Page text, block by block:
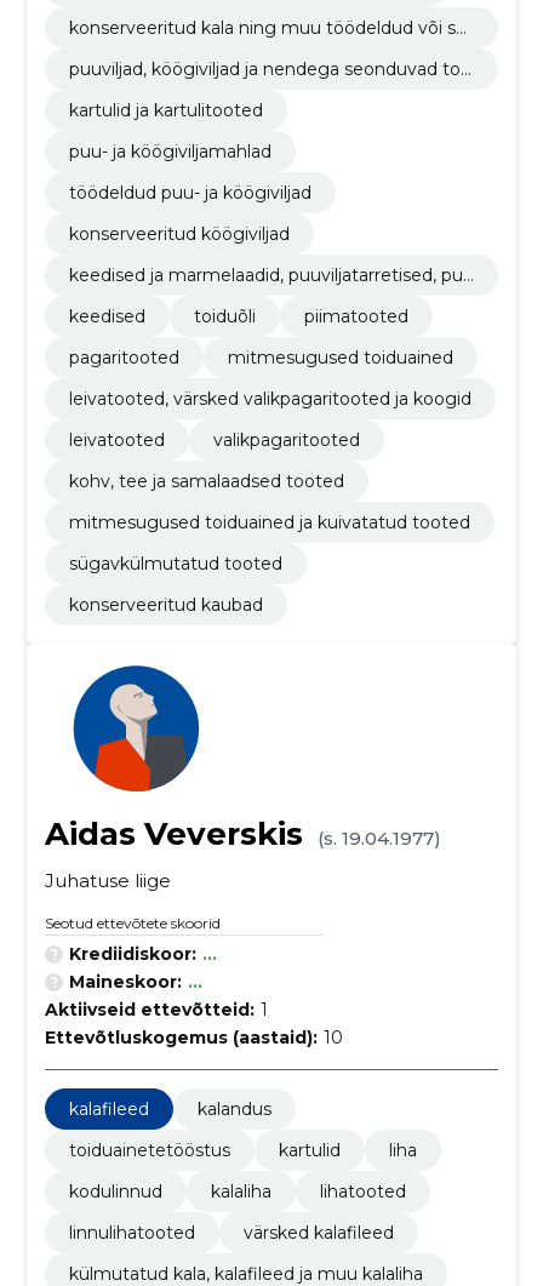
konserveeritud kala ning muu töödeldud või säil
puuviljad, köögiviljad ja nendega seonduvad too
kartulid ja kartulitooted
puu- ja köögiviljamahlad
töödeldud puu- ja köögiviljad
konserveeritud köögiviljad
keedised ja marmelaadid, puuviljatarretised, puu
keedised
toiduõli
piimatooted
pagaritooted
mitmesugused toiduained
leivatooted, värsked valikpagaritooted ja koogid
leivatooted
valikpagaritooted
kohv, tee ja samalaadsed tooted
mitmesugused toiduained ja kuivatatud tooted
sügavkülmutatud tooted
konserveeritud kaubad
Aidas Veverskis
(s. 19.04.1977)
Juhatuse liige
Seotud ettevõtete skoorid
Krediidiskoor: ...
Maineskoor: ...
Aktiivseid ettevõtteid: 1
Ettevõtluskogemus (aastaid): 10
kalafileed
kalandus
toiduainetetööstus
kartulid
liha
kodulinnud
kalaliha
lihatooted
linnulihatooted
värsked kalafileed
külmutatud kala, kalafileed ja muu kalaliha